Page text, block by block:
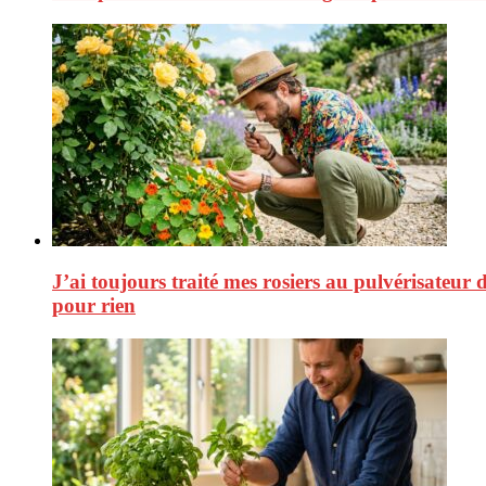
J’ai toujours traité mes rosiers au pulvérisateur
pour rien